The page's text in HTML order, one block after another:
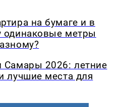
на бумаге и в
одинаковые метры
Самары 2026: летние
лучшие места для